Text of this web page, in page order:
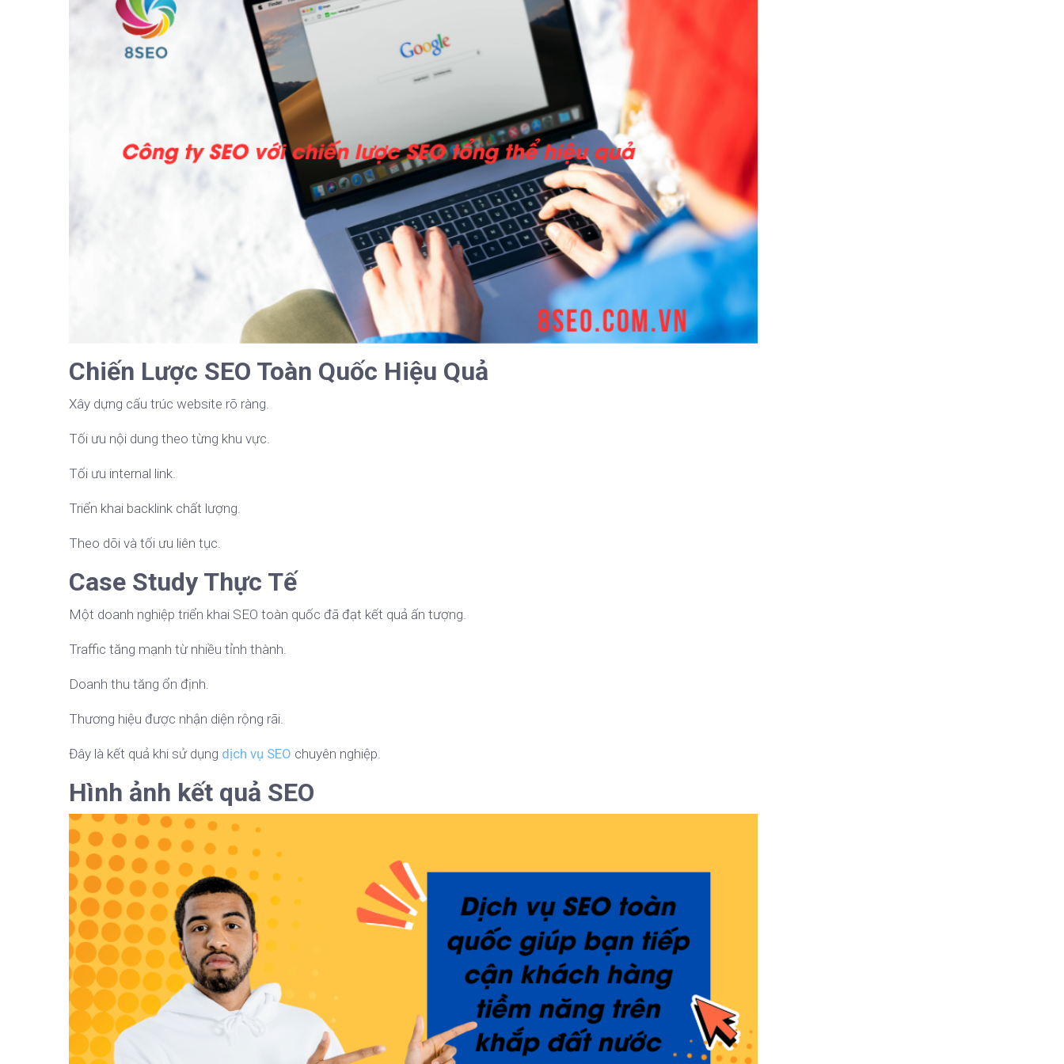
Chiến Lược SEO Toàn Quốc Hiệu Quả
Xây dựng cấu trúc website rõ ràng.
Tối ưu nội dung theo từng khu vực.
Tối ưu internal link.
Triển khai backlink chất lượng.
Theo dõi và tối ưu liên tục.
Case Study Thực Tế
Một doanh nghiệp triển khai SEO toàn quốc đã đạt kết quả ấn tượng.
Traffic tăng mạnh từ nhiều tỉnh thành.
Doanh thu tăng ổn định.
Thương hiệu được nhận diện rộng rãi.
Đây là kết quả khi sử dụng dịch vụ SEO chuyên nghiệp.
Hình ảnh kết quả SEO